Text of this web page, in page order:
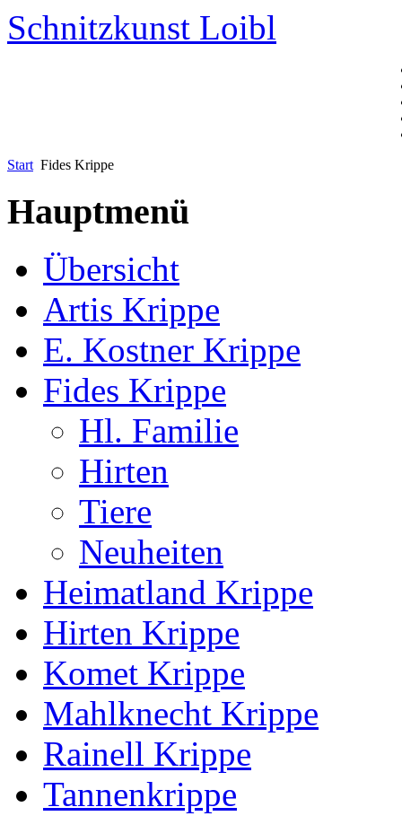
Schnitzkunst Loibl
Start Fides Krippe
Hauptmenü
Übersicht
Artis Krippe
E. Kostner Krippe
Fides Krippe
Hl. Familie
Hirten
Tiere
Neuheiten
Heimatland Krippe
Hirten Krippe
Komet Krippe
Mahlknecht Krippe
Rainell Krippe
Tannenkrippe